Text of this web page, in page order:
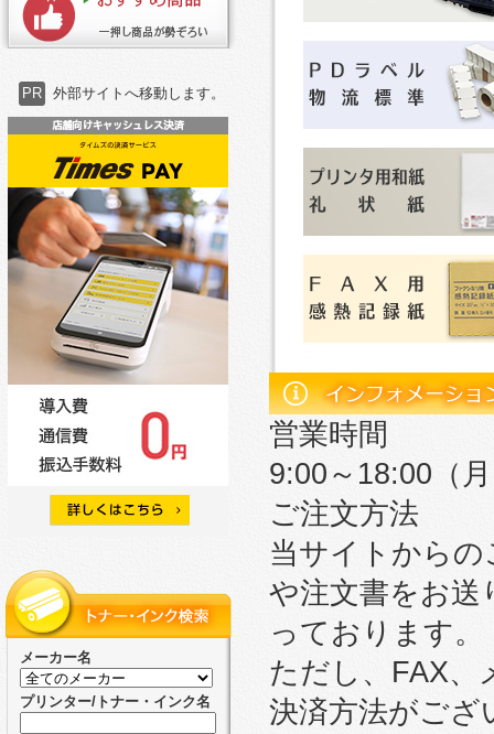
PR 外部サイトへ移動します。
メーカー名
プリンター/トナー・インク名
営業時間
9:00～18:00（
ご注文方法
当サイトから
や注文書をお送
っております。
ただし、FAX、
決済方法がござ